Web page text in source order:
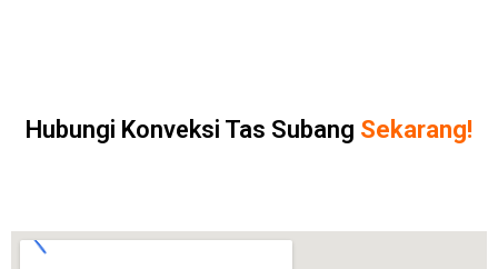
Hubungi Konveksi Tas Subang Sekarang!